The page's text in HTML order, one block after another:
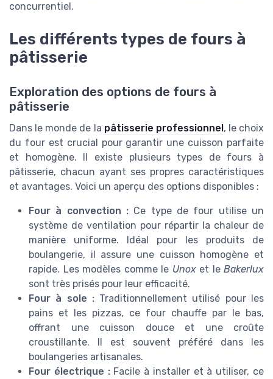
concurrentiel.
Les différents types de fours à
pâtisserie
Exploration des options de fours à
pâtisserie
Dans le monde de la pâtisserie professionnel, le choix
du four est crucial pour garantir une cuisson parfaite
et homogène. Il existe plusieurs types de fours à
pâtisserie, chacun ayant ses propres caractéristiques
et avantages. Voici un aperçu des options disponibles :
Four à convection : Ce type de four utilise un
système de ventilation pour répartir la chaleur de
manière uniforme. Idéal pour les produits de
boulangerie, il assure une cuisson homogène et
rapide. Les modèles comme le Unoxet le Bakerlux
sont très prisés pour leur efficacité.
Four à sole :Traditionnellement utilisé pour les
pains et les pizzas, ce four chauffe par le bas,
offrant une cuisson douce et une croûte
croustillante. Il est souvent préféré dans les
boulangeries artisanales.
Four électrique :Facile à installer et à utiliser, ce